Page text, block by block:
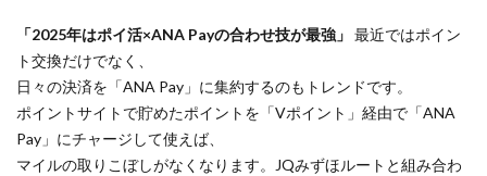
「2025年はポイ活×ANA Payの合わせ技が最強」 最近ではポイン
ト交換だけでなく、
日々の決済を「ANA Pay」に集約するのもトレンドです。
ポイントサイトで貯めたポイントを「Vポイント」経由で「ANA
Pay」にチャージして使えば、
マイルの取りこぼしがなくなります。JQみずほルートと組み合わ